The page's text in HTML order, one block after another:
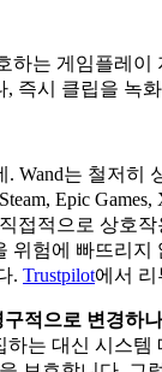
하는 게임플레이
즉시 클립을 녹
. Wand는 철저히
Epic
접적으로 상호작
위험에 빠뜨리지
. Trustpilot에서
적으로 변경하
는 대신 시스템